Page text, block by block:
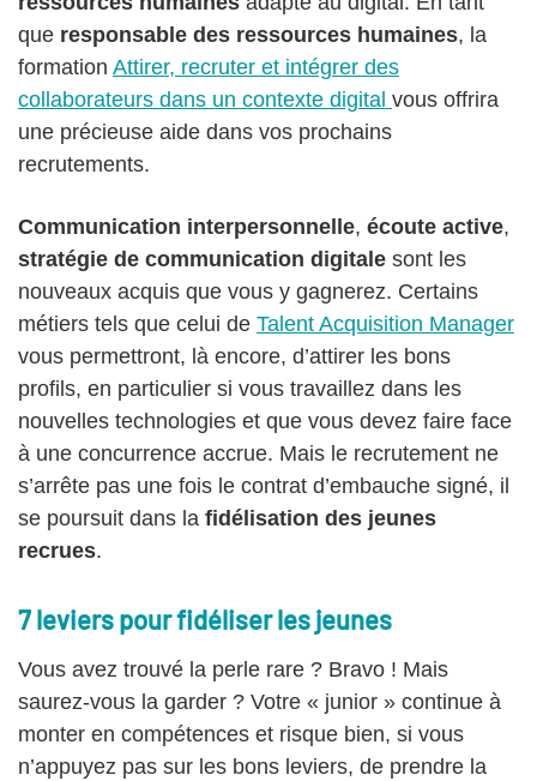
que responsable des ressources humaines, la
formation Attirer, recruter et intégrer des
collaborateurs dans un contexte digital vous offrira
une précieuse aide dans vos prochains
recrutements.
Communication interpersonnelle, écoute active,
stratégie de communication digitale sont les
nouveaux acquis que vous y gagnerez. Certains
métiers tels que celui de Talent Acquisition Manager
vous permettront, là encore, d’attirer les bons
profils, en particulier si vous travaillez dans les
nouvelles technologies et que vous devez faire face
à une concurrence accrue. Mais le recrutement ne
s’arrête pas une fois le contrat d’embauche signé, il
se poursuit dans la fidélisation des jeunes
recrues.
7 leviers pour fidéliser les jeunes
Vous avez trouvé la perle rare ? Bravo ! Mais
saurez-vous la garder ? Votre « junior » continue à
monter en compétences et risque bien, si vous
n’appuyez pas sur les bons leviers, de prendre la